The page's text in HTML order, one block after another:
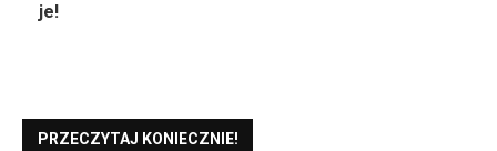
je!
PRZECZYTAJ KONIECZNIE!